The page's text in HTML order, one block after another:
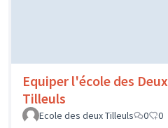
Equiper l'école des Deux
Tilleuls
Ecole des deux Tilleuls
0 0